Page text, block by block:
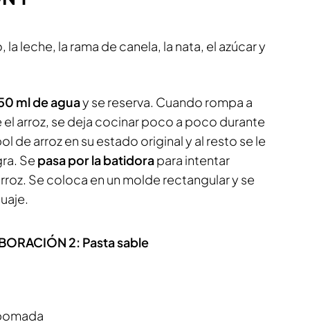
la leche, la rama de canela, la nata, el azúcar y
ml de aguay se reserva. Cuando rompa a
el arroz, se deja cocinar poco a poco durante
de arroz en su estado original y al resto se le
Se pasa por la batidorapara intentar
Se coloca en un molde rectangular y se
2: Pasta sable